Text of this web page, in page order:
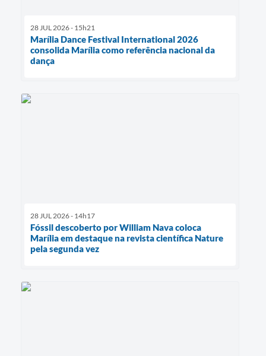
28 JUL 2026 - 15h21
Marília Dance Festival International 2026
consolida Marília como referência nacional da
dança
28 JUL 2026 - 14h17
Fóssil descoberto por William Nava coloca
Marília em destaque na revista científica Nature
pela segunda vez